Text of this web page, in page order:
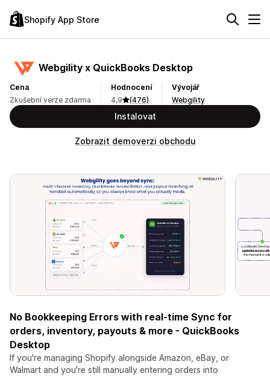
Shopify App Store
Webgility x QuickBooks Desktop
Cena
Zkušební verze zdarma
Hodnocení
4,9
(476)
Vývojář
Webgility
Instalovat
Zobrazit demoverzi obchodu
No Bookkeeping Errors with real-time Sync for
orders, inventory, payouts & more - QuickBooks
Desktop
If you're managing Shopify alongside Amazon, eBay, or
Walmart and you're still manually entering orders into